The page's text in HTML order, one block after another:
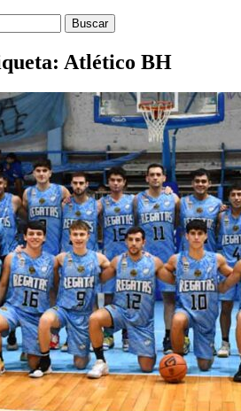
Atlético BH